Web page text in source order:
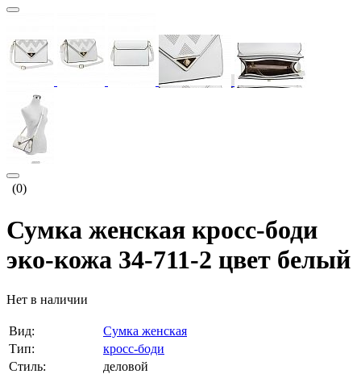
(0)
Сумка женская кросс-боди
эко-кожа 34-711-2 цвет белый
Нет в наличии
Вид:
Сумка женская
Тип:
кросс-боди
Стиль:
деловой